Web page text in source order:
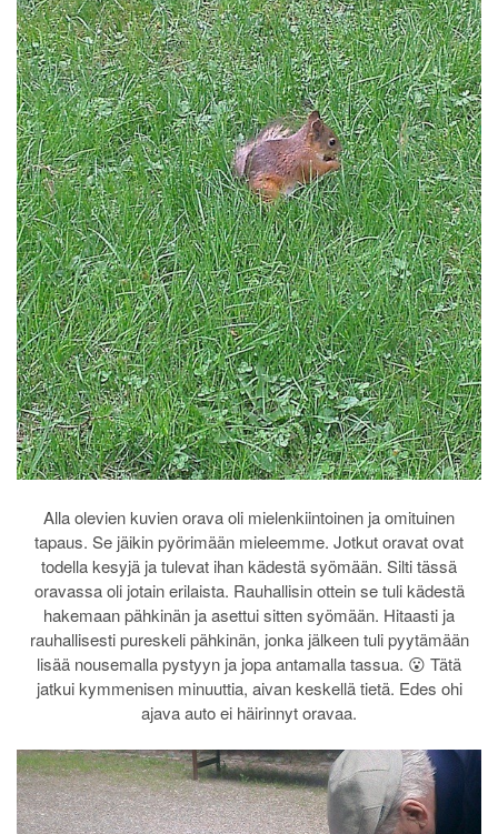
Alla olevien kuvien orava oli mielenkiintoinen ja omituinen
tapaus. Se jäikin pyörimään mieleemme. Jotkut oravat ovat
todella kesyjä ja tulevat ihan kädestä syömään. Silti tässä
oravassa oli jotain erilaista. Rauhallisin ottein se tuli kädestä
hakemaan pähkinän ja asettui sitten syömään. Hitaasti ja
rauhallisesti pureskeli pähkinän, jonka jälkeen tuli pyytämään
lisää nousemalla pystyyn ja jopa antamalla tassua. 😮 Tätä
jatkui kymmenisen minuuttia, aivan keskellä tietä. Edes ohi
ajava auto ei häirinnyt oravaa.